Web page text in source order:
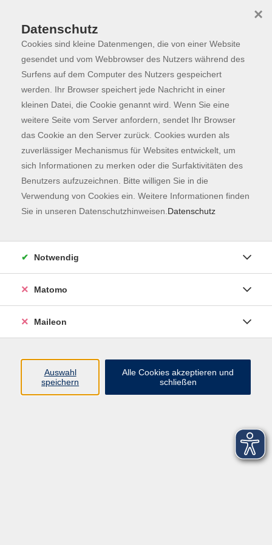
Skip to main content
Programm
Der Kurs konnte nicht gefunden werden.
Kontaktformular
Impressum
AGB
Datenschutzerklärung
Datenschutz
Cookies sind kleine Datenmengen, die von einer Website
gesendet und vom Webbrowser des Nutzers während des
Surfens auf dem Computer des Nutzers gespeichert
werden. Ihr Browser speichert jede Nachricht in einer
kleinen Datei, die Cookie genannt wird. Wenn Sie eine
weitere Seite vom Server anfordern, sendet Ihr Browser
das Cookie an den Server zurück. Cookies wurden als
zuverlässiger Mechanismus für Websites entwickelt, um
sich Informationen zu merken oder die Surfaktivitäten des
Benutzers aufzuzeichnen. Bitte willigen Sie in die
Verwendung von Cookies ein. Weitere Informationen finden
Sie in unseren Datenschutzhinweisen. Datenschutz
×
Notwendig
Matomo
Maileon
Auswahl
speichern
Alle Cookies akzeptieren und
schließen